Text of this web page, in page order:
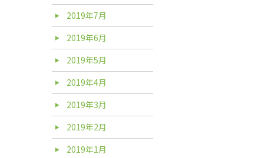
2019年7月
2019年6月
2019年5月
2019年4月
2019年3月
2019年2月
2019年1月